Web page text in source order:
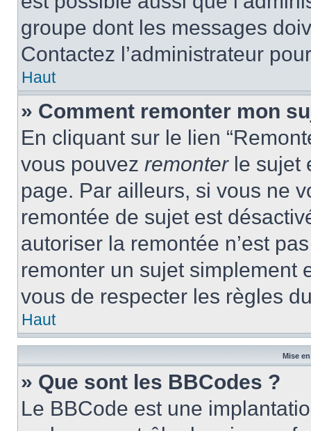
groupe dont les messages
Contactez l’administrateur
Haut
» Comment remonter mon
En cliquant sur le lien
vous pouvez remonterle sujet
page. Par ailleurs, si vous ne
remontée de sujet est
autoriser la remontée n’est
remonter un sujet simplement
vous de respecter les règles
Haut
Mise
» Que sont les BBCodes ?
Le BBCode est une